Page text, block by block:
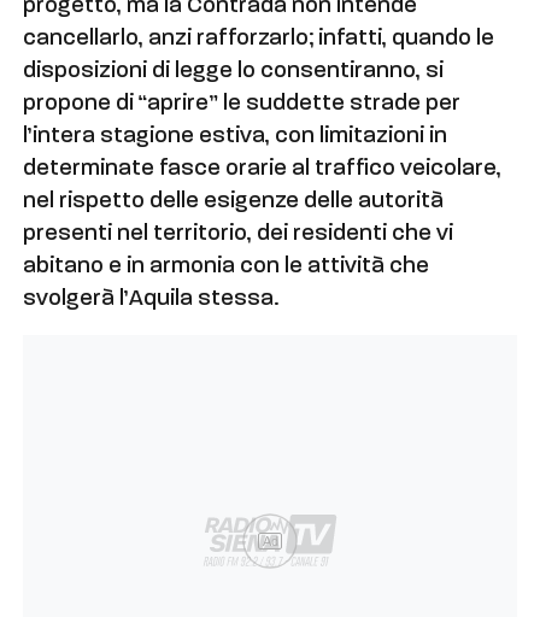
progetto, ma la Contrada non intende
cancellarlo, anzi rafforzarlo; infatti, quando le
disposizioni di legge lo consentiranno, si
propone di “aprire” le suddette strade per
l’intera stagione estiva, con limitazioni in
determinate fasce orarie al traffico veicolare,
nel rispetto delle esigenze delle autorità
presenti nel territorio, dei residenti che vi
abitano e in armonia con le attività che
svolgerà l’Aquila stessa.
Ad